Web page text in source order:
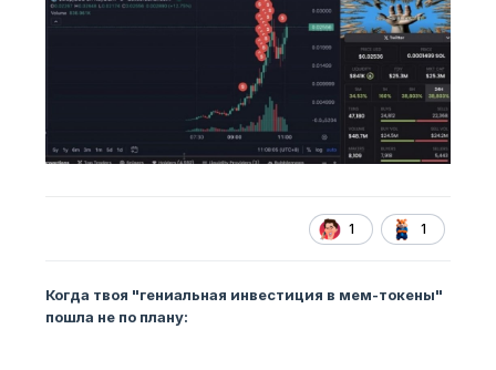
1 1
Когда твоя "гениальная инвестиция в мем-токены"
пошла не по плану: